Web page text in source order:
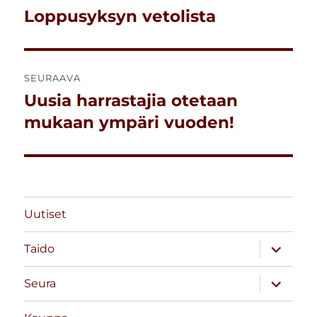
selaus
Edellinen
Loppusyksyn vetolista
SEURAAVA
Seuraava
artikkeli:
Uusia harrastajia otetaan
mukaan ympäri vuoden!
Uutiset
Taido
näytä
Seura
näytä